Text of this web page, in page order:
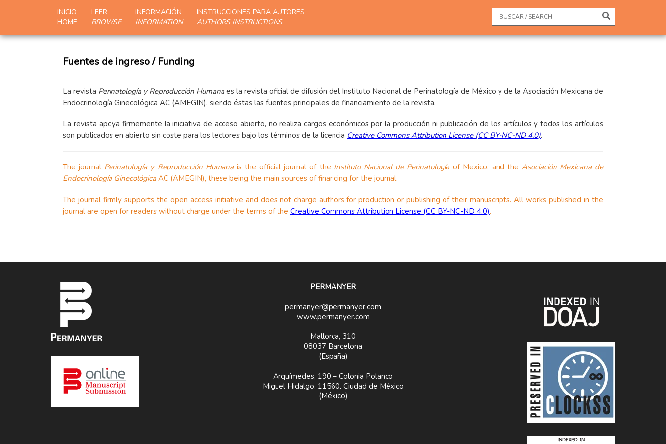
INICIO
HOME
LEER
BROWSE
INFORMACIÓN
INFORMATION
INSTRUCCIONES PARA AUTORES
AUTHORS INSTRUCTIONS
Fuentes de ingreso / Funding
La revista Perinatología y Reproducción Humana es la revista oficial de difusión del Instituto Nacional de Perinatología de México y de la Asociación Mexicana de
Endocrinología Ginecológica AC (AMEGIN), siendo éstas las fuentes principales de financiamiento de la revista.
La revista apoya firmemente la iniciativa de acceso abierto, no realiza cargos económicos por la producción ni publicación de los artículos y todos los artículos
son publicados en abierto sin coste para los lectores bajo los términos de la licencia Creative Commons Attribution License (CC BY-NC-ND 4.0).
The journal Perinatología y Reproducción Humanais the official journal of the Instituto Nacional de Perinatología of Mexico, and the Asociación Mexicana de
Endocrinología GinecológicaAC (AMEGIN), these being the main sources of financing for the journal.
The journal firmly supports the open access initiative and does not charge authors for production or publishing of their manuscripts. All works published in the
journal are open for readers without charge under the terms of the Creative Commons Attribution License (CC BY-NC-ND 4.0).
PERMANYER
permanyer@permanyer.com
www.permanyer.com
Mallorca, 310
08037 Barcelona
(España)
Arquímedes, 190 – Colonia Polanco
Miguel Hidalgo, 11560, Ciudad de México
(México)